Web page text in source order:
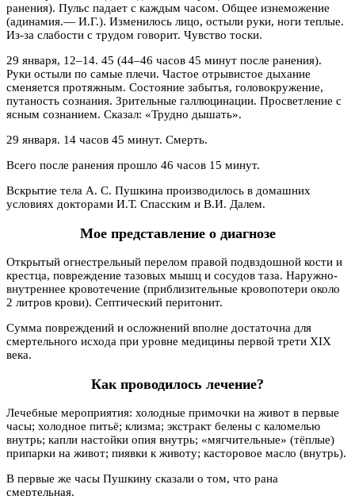
ранения). Пульс падает с каждым часом. Общее изнеможение
(адинамия.— И.Г.). Изменилось лицо, остыли руки, ноги теплые.
Из-за слабости с трудом говорит. Чувство тоски.
29 января, 12–14. 45 (44–46 часов 45 минут после ранения).
Руки остыли по самые плечи. Частое отрывистое дыхание
сменяется протяжным. Состояние забытья, головокружение,
путаность сознания. Зрительные галлюцинации. Просветление с
ясным сознанием. Сказал: «Трудно дышать».
29 января. 14 часов 45 минут. Смерть.
Всего после ранения прошло 46 часов 15 минут.
Вскрытие тела А. С. Пушкина производилось в домашних
условиях докторами И.Т. Спасским и В.И. Далем.
Мое представление о диагнозе
Открытый огнестрельный перелом правой подвздошной кости и
крестца, повреждение тазовых мышц и сосудов таза. Наружно-
внутреннее кровотечение (приблизительные кровопотери около
2 литров крови). Септический перитонит.
Сумма повреждений и осложнений вполне достаточна для
смертельного исхода при уровне медицины первой трети XIX
века.
Как проводилось лечение?
Лечебные мероприятия: холодные примочки на живот в первые
часы; холодное питьё; клизма; экстракт белены с каломелью
внутрь; капли настойки опия внутрь; «мягчительные» (тёплые)
припарки на живот; пиявки к животу; касторовое масло (внутрь).
В первые же часы Пушкину сказали о том, что рана
смертельная.